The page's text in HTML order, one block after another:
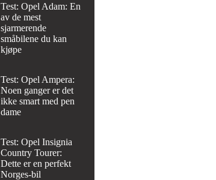
Test: Opel Adam: En
av de mest
sjarmerende
småbilene du kan
kjøpe
Test: Opel Ampera:
Noen ganger er det
ikke smart med pen
dame
Test: Opel Insignia
Country Tourer:
Dette er en perfekt
Norges-bil